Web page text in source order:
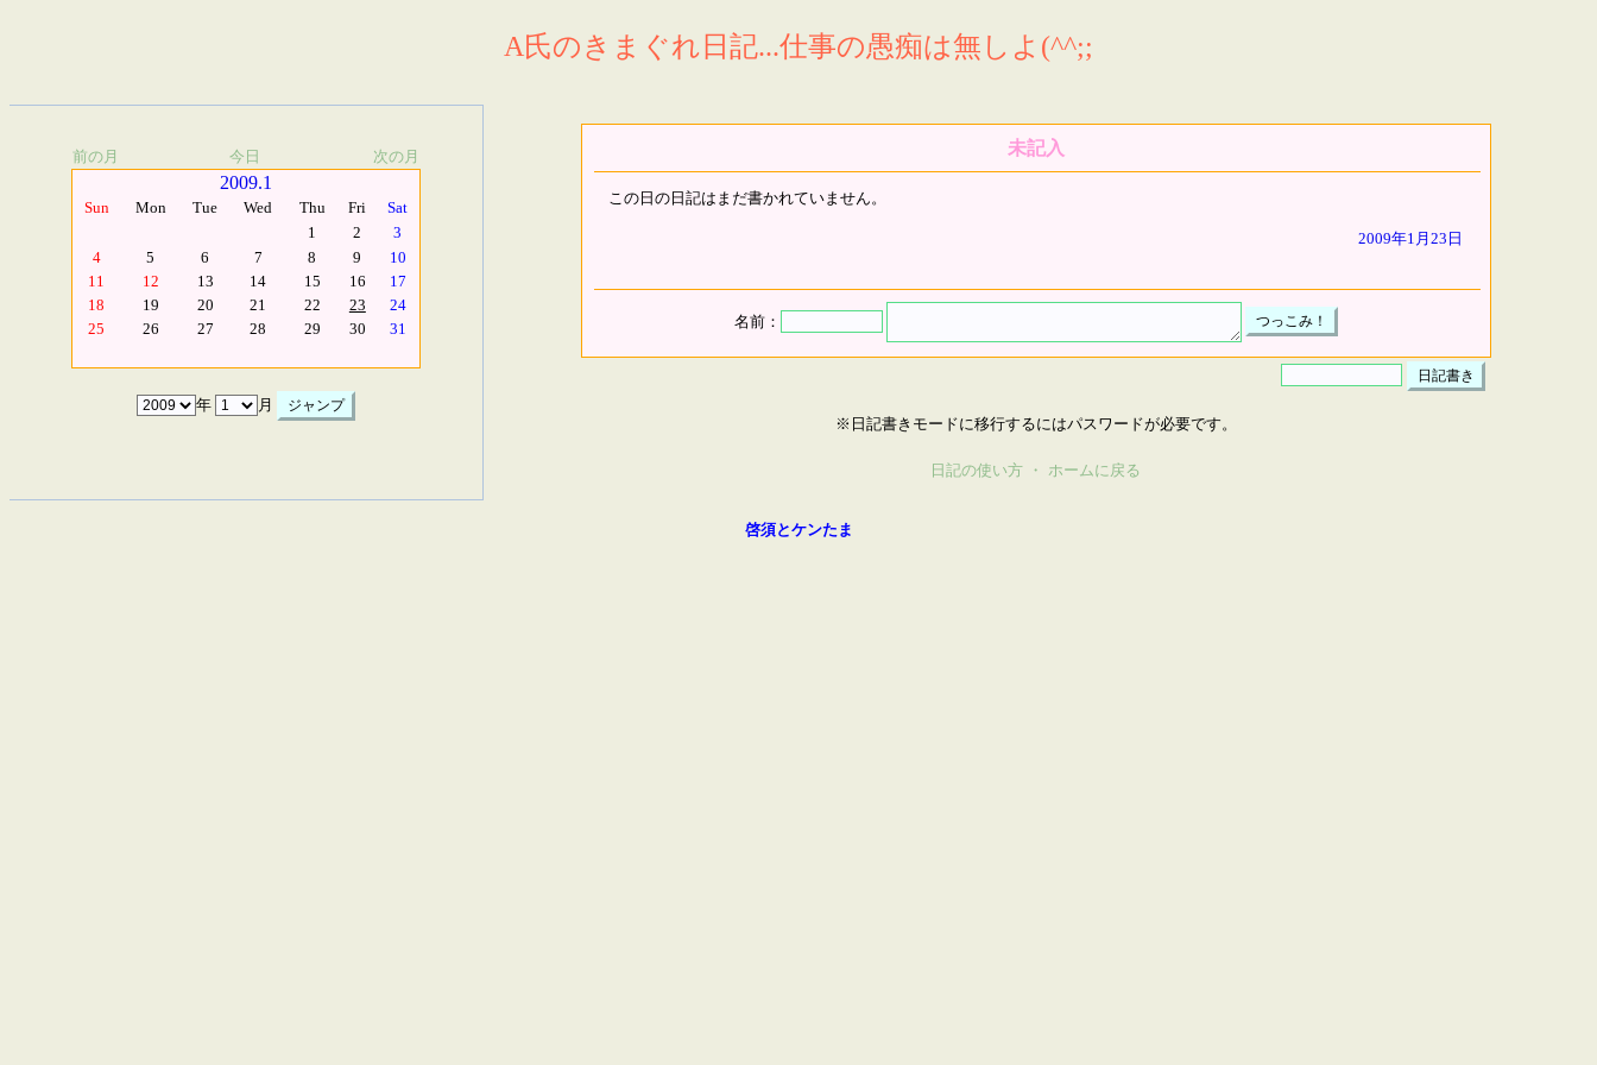
A氏のきまぐれ日記...仕事の愚痴は無しよ(^^;;
前の月 今日 次の月
2009.1
Sun Mon Tue Wed Thu Fri
Sat
1
2
3
4
5 6 7 8 9
10
11
12 13 14 15 16
17
18
19 20 21 22 23
24
25
26 27 28 29 30 31
年 月
未記入
この日の日記はまだ書かれていません。
2009年1月23日
名前：
※日記書きモードに移行するにはパスワードが必要です。
日記の使い方 ・ ホームに戻る
啓須とケンたま